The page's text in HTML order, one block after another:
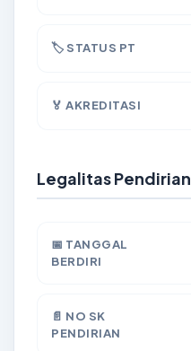
🏷️ STATUS PT
🏅 AKREDITASI
Legalitas Pendirian
📅 TANGGAL
BERDIRI
📄 NO SK
PENDIRIAN